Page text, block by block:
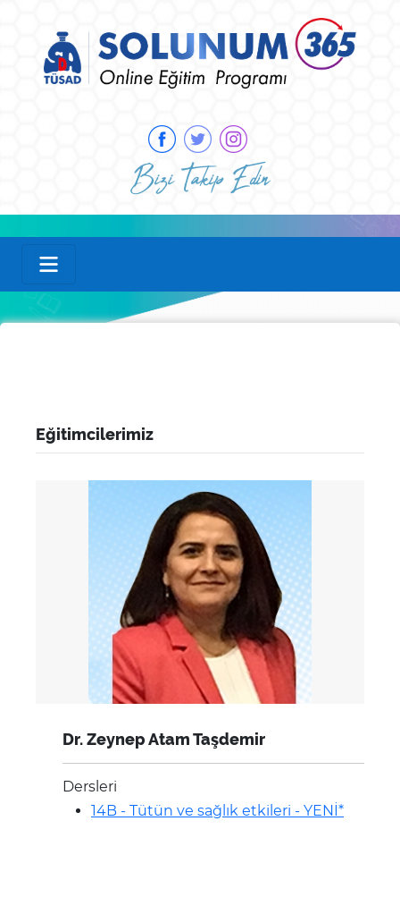
Bizi Takip Edin
Eğitimcilerimiz
Dr. Zeynep Atam Taşdemir
Dersleri
14B - Tütün ve sağlık etkileri - YENİ*